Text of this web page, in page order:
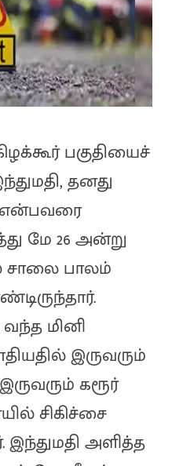
பகுதியைச்
தனது
என்பவரை
மே 26 அன்று
பாலம்
வந்த மினி
இருவரும்
கரூர்
சிகிச்சை
இந்துமதி அளித்த